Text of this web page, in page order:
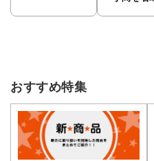
おすすめ特集